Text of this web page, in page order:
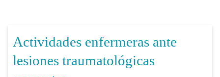
Actividades enfermeras ante
lesiones traumatológicas